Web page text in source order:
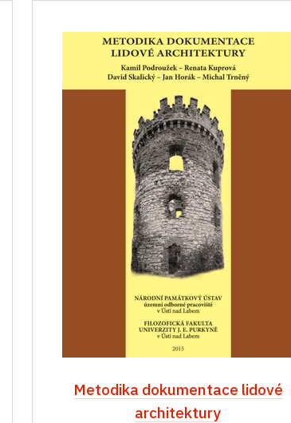
Metodika dokumentace lidové
architektury